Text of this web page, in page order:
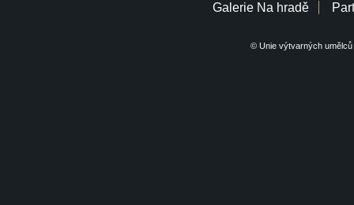
Galerie Na hradě
© Unie výtvarných